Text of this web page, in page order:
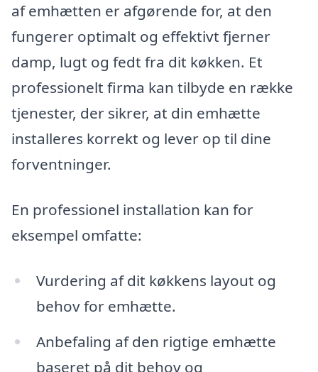
af emhætten er afgørende for, at den
fungerer optimalt og effektivt fjerner
damp, lugt og fedt fra dit køkken. Et
professionelt firma kan tilbyde en række
tjenester, der sikrer, at din emhætte
installeres korrekt og lever op til dine
forventninger.
En professionel installation kan for
eksempel omfatte:
Vurdering af dit køkkens layout og
behov for emhætte.
Anbefaling af den rigtige emhætte
baseret på dit behov og